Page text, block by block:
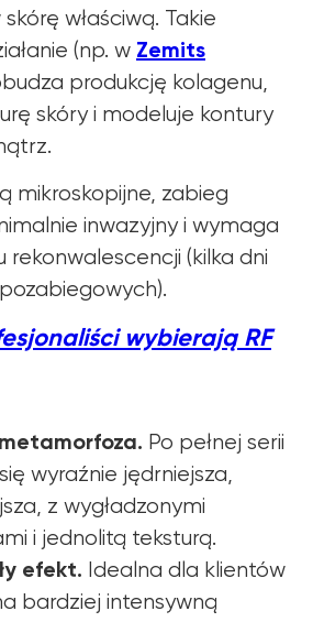
właściwą. Takie
(np. w Zemits
produkcję kolagenu,
skóry i modeluje kontury
mikroskopijne, zabieg
inwazyjny i wymaga
rekonwalescencji (kilka dni
wybierają RF
Po pełnej serii
wyraźnie jędrniejsza,
z wygładzonymi
i jednolitą teksturą.
efekt. Idealna dla klientów
bardziej intensywną